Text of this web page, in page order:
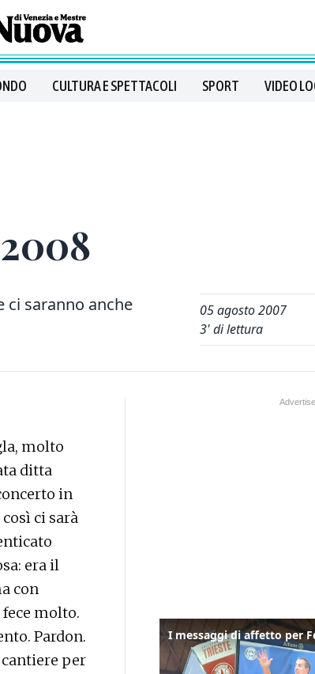
CULTURA E SPETTACOLI SPORT VIDEO
ci saranno anche
05 agosto 2007
3' di lettura
molto
ditta
in
ci sarà
era il
con
molto.
Pardon.
per